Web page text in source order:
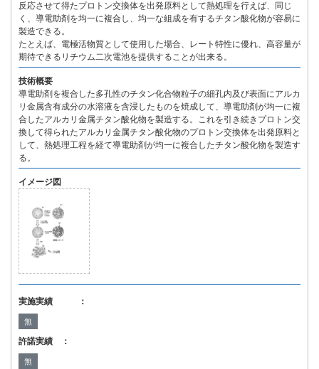
反応させて得たプロトン交換体を出発原料として熱処理を行えば、同じ
く、導電助剤を均一に複合し、均一な組成を有するチタン酸化物が容易に
製造できる。
たとえば、電極活物質として使用した場合、レート特性に優れ、高容量が
期待できるリチウム二次電池を提供することが出来る。
技術概要
導電助剤を複合した多孔性のチタン化合物粒子の細孔内及び表面にアルカ
リ金属含有成分の水溶液を含浸したものを焼成して、導電助剤が均一に複
合したアルカリ金属チタン酸化物を製造する。これを引き続きプロトン交
換して得られたアルカリ金属チタン酸化物のプロトン交換体を出発原料と
して、熱処理工程を経て導電助剤が均一に複合したチタン酸化物を製造す
る。
イメージ図
実施実績 ：
無
許諾実績 ：
無